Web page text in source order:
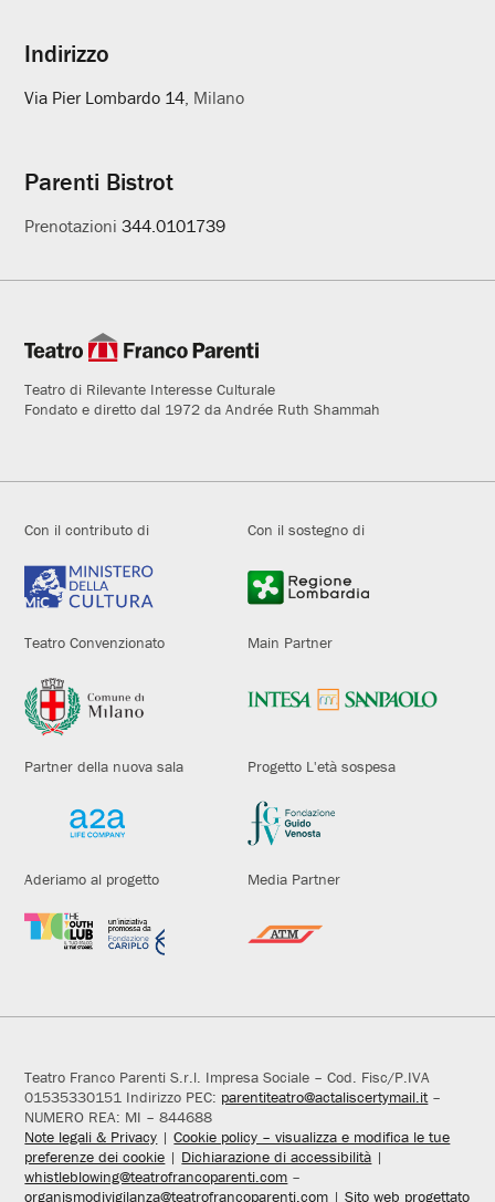
Indirizzo
Via Pier Lombardo 14, Milano
Parenti Bistrot
Prenotazioni344.0101739
Teatro di Rilevante Interesse Culturale
Fondato e diretto dal 1972 da Andrée Ruth Shammah
Con il contributo di Con il sostegno di
Teatro Convenzionato Main Partner
Partner della nuova sala Progetto L'età sospesa
Aderiamo al progetto Media Partner
Teatro Franco Parenti S.r.l. Impresa Sociale – Cod. Fisc/P.IVA
01535330151 Indirizzo PEC: parentiteatro@actaliscertymail.it–
NUMERO REA: MI – 844688
Note legali & Privacy |Cookie policy – visualizza e modifica le tue
preferenze dei cookie | Dichiarazione di accessibilità |
whistleblowing@teatrofrancoparenti.com –
organismodivigilanza@teatrofrancoparenti.com |Sito web progettato